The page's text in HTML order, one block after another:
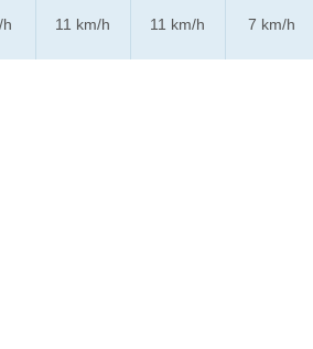
11 km/h
11 km/h
7 km/h